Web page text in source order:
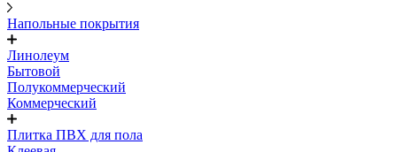
Напольные покрытия
Линолеум
Бытовой
Полукоммерческий
Коммерческий
Плитка ПВХ для пола